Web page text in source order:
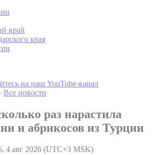
край
края
на наш YouTube-канал
Все новости
раз нарастила
и абрикосов из Турции
4 авг 2026 (UTC+3 MSK)